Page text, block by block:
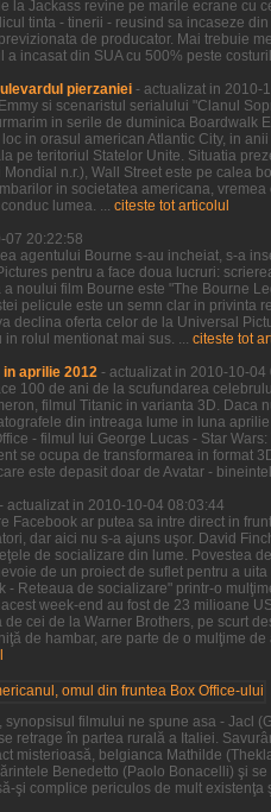
la Jackass revine pe marile ecrane cu
tinta - tinerii - reusind sa incaseze
de producator. Mai trebuie
incasat din SUA cu 500% peste
pierzaniei - actualizat in 2010-
si scenaristul serialului "Clanul
in serile de duminica Boardwalk
in orasul american Atlantic City, in
pe teritoriul Statelor Unite. Situatia
n.r.), Wall Street este pe calea
in societatea americana,
lumea. ... citeste tot articolul
07 20:22:58
agentului Bourne s-au incheiat, s-a
pentru a face doua lucruri:
noului film Bourne este "The Bourne
pelicule este un semn clar in privinta
declina oferta celor de la Universal
rolul mentionat mai sus. ... citeste tot
aprilie 2012 - actualizat in 2010-10-04
100 de ani de la scufundarea
filmul Titanic in varianta 3D.
din intreaga lume in luna
- filmul lui George Lucas - Star
se ocupa de transformarea in format
este depasit doar de Avatar -
- actualizat in 2010-10-04 08:03:44
Facebook ar putea sa intre direct in
dar aici nu s-a ajuns uşor. David
de socializare din lume. Povestea
de un proiect de suflet pentru a
Reteaua de socializare" printr-o
week-end au fost de 23 milioane
cei de la Warner Brothers, pe scurt
de hambar, are parte de o mulţime
filmului ne spune asa -
retrage în partea rurală a Italiei.
misterioasă, belgianca Mathilde
Benedetto (Paolo Bonacelli) şi
şi complice periculos de mult existenţa